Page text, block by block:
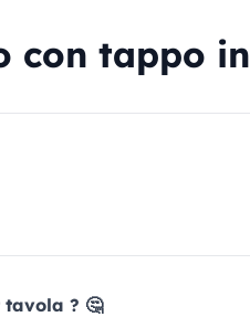
con tappo in
? 🤔